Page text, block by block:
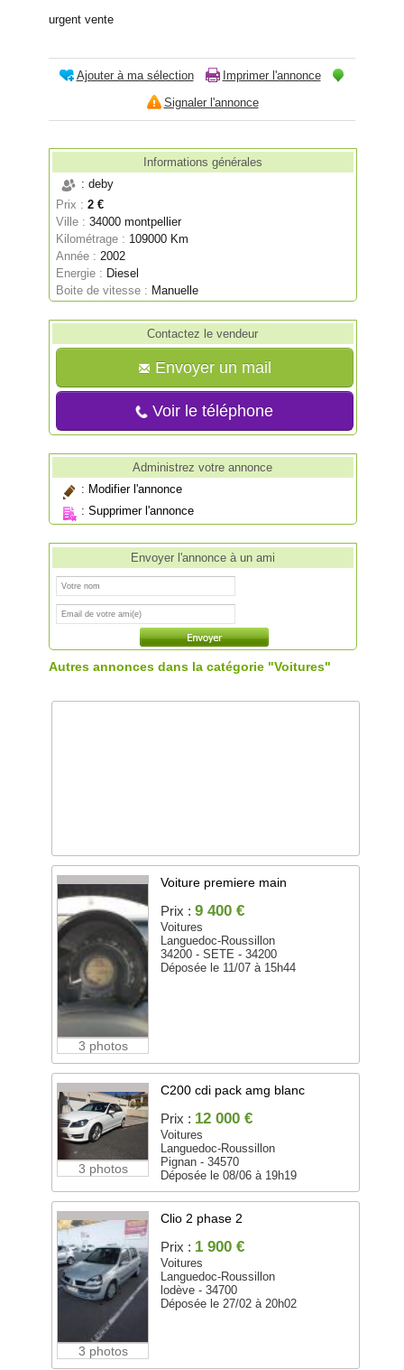
urgent vente
Ajouter à ma sélection
Imprimer l'annonce
Signaler l'annonce
Informations générales
: deby
Prix : 2 €
Ville :34000 montpellier
Kilométrage : 109000 Km
Année : 2002
Energie : Diesel
Boite de vitesse : Manuelle
Contactez le vendeur
Envoyer un mail
Voir le téléphone
Administrez votre annonce
: Modifier l'annonce
:Supprimer l'annonce
Envoyer l'annonce à un ami
Autres annonces dans la catégorie "Voitures"
3 photos
Voiture premiere main
Prix : 9 400 €
Voitures
Languedoc-Roussillon
34200 - SETE - 34200
Déposée le 11/07 à 15h44
3 photos
C200 cdi pack amg blanc
Prix : 12 000 €
Voitures
Languedoc-Roussillon
Pignan - 34570
Déposée le 08/06 à 19h19
3 photos
Clio 2 phase 2
Prix : 1 900 €
Voitures
Languedoc-Roussillon
lodève - 34700
Déposée le 27/02 à 20h02